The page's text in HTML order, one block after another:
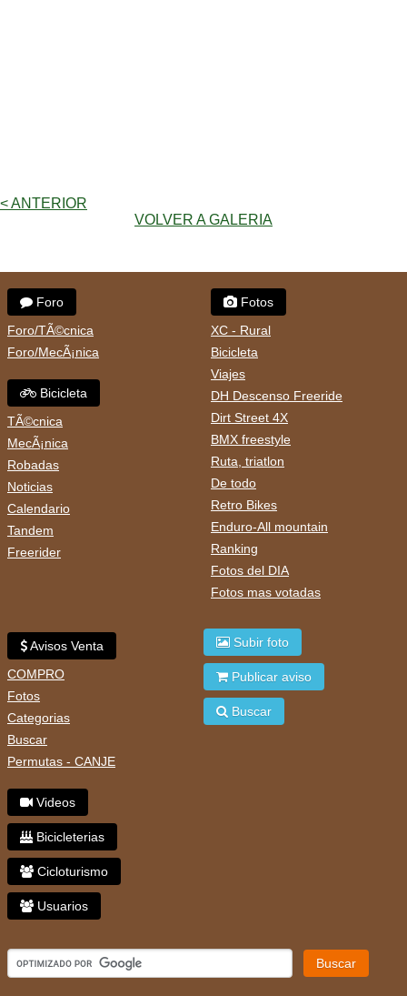
< ANTERIOR
VOLVER A GALERIA
Foro
Foro/TÃ©cnica
Foro/MecÃ¡nica
Bicicleta
TÃ©cnica
MecÃ¡nica
Robadas
Noticias
Calendario
Tandem
Freerider
Fotos
XC - Rural
Bicicleta
Viajes
DH Descenso Freeride
Dirt Street 4X
BMX freestyle
Ruta, triatlon
De todo
Retro Bikes
Enduro-All mountain
Ranking
Fotos del DIA
Fotos mas votadas
Avisos Venta
COMPRO
Fotos
Categorias
Buscar
Permutas - CANJE
Videos
Bicicleterias
Cicloturismo
Usuarios
Subir foto
Publicar aviso
Buscar
Buscar